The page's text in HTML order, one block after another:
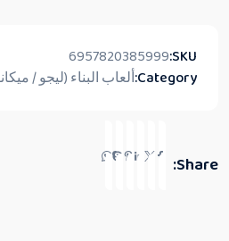
SKU:
6957820385999
Category:ألعاب البناء (ليجو /
Share: